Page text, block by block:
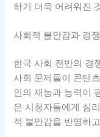
하기 더욱 어려워진
사회적 불안감과 경
한국 사회 전반의 경
사회 문제들이 콘텐
인의 재능과 능력이
은 시청자들에게 심
적 불안감을 반영하